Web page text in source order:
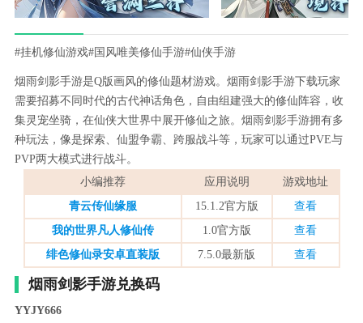
#挂机修仙游戏#国风唯美修仙手游#仙侠手游
烟雨剑影手游是Q版画风的修仙题材游戏。烟雨剑影手游下载玩家
需要招募不同时代的古代神话角色，自由组建强大的修仙阵容，收
集灵宠坐骑，在仙侠大世界中展开修仙之旅。烟雨剑影手游拥有多
种玩法，像是探索、仙盟争霸、跨服战斗等，玩家可以通过PVE与
PVP两大模式进行战斗。
小编推荐
应用说明
游戏地址
青云传仙缘服
15.1.2官方版
查看
我的世界凡人修仙传
1.0官方版
查看
绯色修仙录安卓直装版
7.5.0最新版 查看
烟雨剑影手游兑换码
YYJY666